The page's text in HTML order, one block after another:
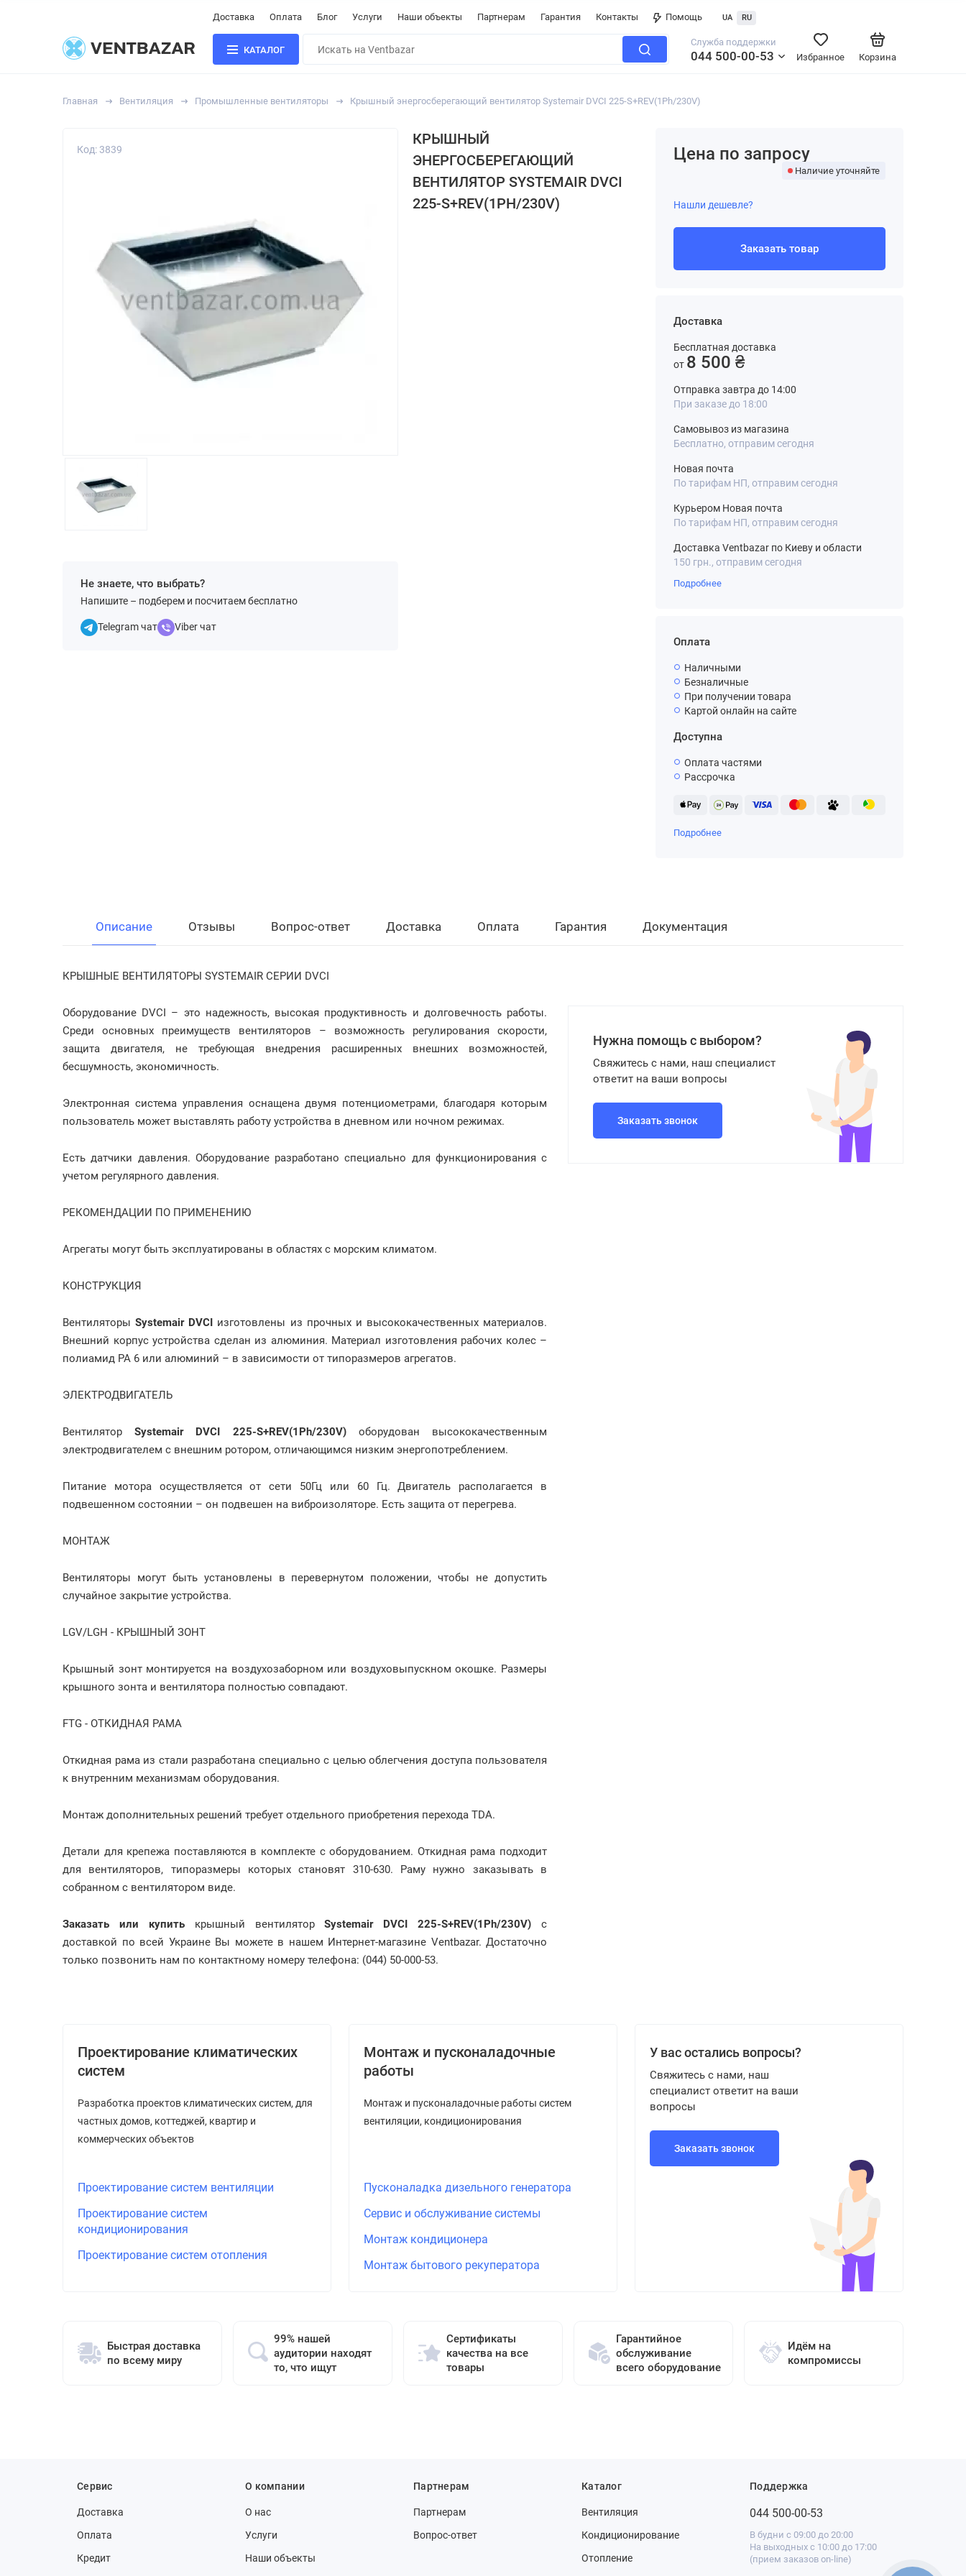
Доставка Оплата Блог Услуги Наши объекты Партнерам Гарантия Контакты Помощь UA RU
КАТАЛОГ
Служба поддержки
044 500-00-53 Корзина
Избранное
Главная Вентиляция Промышленные вентиляторы Крышный энергосберегающий вентилятор Systemair DVCI 225-S+REV(1Ph/230V)
Код: 3839
Не знаете, что выбрать?
Напишите – подберем и посчитаем бесплатно
Telegram чат Viber чат
КРЫШНЫЙ
ЭНЕРГОСБЕРЕГАЮЩИЙ
ВЕНТИЛЯТОР SYSTEMAIR DVCI
225-S+REV(1PH/230V)
Цена по запросу
Наличие уточняйте
Нашли дешевле?
Заказать товар
Доставка
Бесплатная доставка
от 8 500 ₴
Отправка завтра до 14:00
При заказе до 18:00
Самовывоз из магазина
Бесплатно, отправим сегодня
Новая почта
По тарифам НП, отправим сегодня
Курьером Новая почта
По тарифам НП, отправим сегодня
Доставка Ventbazar по Киеву и области
150 грн., отправим сегодня
Подробнее
Оплата
Наличными
Безналичные
При получении товара
Картой онлайн на сайте
Доступна
Оплата частями
Рассрочка
Подробнее
Описание Отзывы Вопрос-ответ Доставка Оплата Гарантия Документация
КРЫШНЫЕ ВЕНТИЛЯТОРЫ SYSTEMAIR СЕРИИ DVCI
Оборудование DVCI – это надежность, высокая продуктивность и долговечность работы.
Среди основных преимуществ вентиляторов – возможность регулирования скорости,
защита двигателя, не требующая внедрения расширенных внешних возможностей,
бесшумность, экономичность.
Электронная система управления оснащена двумя потенциометрами, благодаря которым
пользователь может выставлять работу устройства в дневном или ночном режимах.
Есть датчики давления. Оборудование разработано специально для функционирования с
учетом регулярного давления.
РЕКОМЕНДАЦИИ ПО ПРИМЕНЕНИЮ
Агрегаты могут быть эксплуатированы в областях с морским климатом.
КОНСТРУКЦИЯ
ВентиляторыSystemair DVCI изготовлены из прочных и высококачественных материалов.
Внешний корпус устройства сделан из алюминия. Материал изготовления рабочих колес –
полиамид РА 6 или алюминий – в зависимости от типоразмеров агрегатов.
ЭЛЕКТРОДВИГАТЕЛЬ
ВентиляторSystemair DVCI 225-S+REV(1Ph/230V)оборудован высококачественным
электродвигателем с внешним ротором, отличающимся низким энергопотреблением.
Питание мотора осуществляется от сети 50Гц или 60 Гц. Двигатель располагается в
подвешенном состоянии – он подвешен на виброизоляторе. Есть защита от перегрева.
МОНТАЖ
Вентиляторы могут быть установлены в перевернутом положении, чтобы не допустить
случайное закрытие устройства.
LGV/LGH - КРЫШНЫЙ ЗОНТ
Крышный зонт монтируется на воздухозаборном или воздуховыпускном окошке. Размеры
крышного зонта и вентилятора полностью совпадают.
FTG - ОТКИДНАЯ РАМА
Откидная рама из стали разработана специально с целью облегчения доступа пользователя
к внутренним механизмам оборудования.
Монтаж дополнительных решений требует отдельного приобретения перехода TDA.
Детали для крепежа поставляются в комплекте с оборудованием. Откидная рама подходит
для вентиляторов, типоразмеры которых становят 310-630. Раму нужно заказывать в
собранном с вентилятором виде.
Заказать или купитькрышный вентиляторSystemair DVCI 225-S+REV(1Ph/230V) с
доставкой по всей Украине Вы можете в нашем Интернет-магазине Ventbazar. Достаточно
только позвонить нам по контактному номеру телефона: (044) 50-000-53.
Нужна помощь с выбором?
Свяжитесь с нами, наш специалист
ответит на ваши вопросы
Заказать звонок
Проектирование климатических
систем
Разработка проектов климатических систем, для
частных домов, коттеджей, квартир и
коммерческих объектов
Проектирование систем вентиляции
Проектирование систем
кондиционирования
Проектирование систем отопления
Монтаж и пусконаладочные
работы
Монтаж и пусконаладочные работы систем
вентиляции, кондиционирования
Пусконаладка дизельного генератора
Сервис и обслуживание системы
Монтаж кондиционера
Монтаж бытового рекуператора
У вас остались вопросы?
Свяжитесь с нами, наш
специалист ответит на ваши
вопросы
Заказать звонок
Быстрая доставка
по всему миру
99% нашей
аудитории находят
то, что ищут
Сертификаты
качества на все
товары
Гарантийное
обслуживание
всего оборудование
Идём на
компромиссы
Сервис
Доставка
Оплата
Кредит
О компании
О нас
Услуги
Наши объекты
Партнерам
Партнерам
Вопрос-ответ
Каталог
Вентиляция
Кондиционирование
Отопление
Поддержка
044 500-00-53
В будни с 09:00 до 20:00
На выходных с 10:00 до 17:00
(прием заказов on-line)